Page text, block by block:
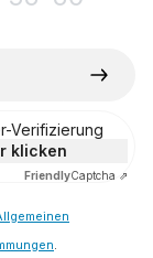
ist zurzeit nicht
(Diese
Verifizierung
klicken
FriendlyCaptcha ⇗
.